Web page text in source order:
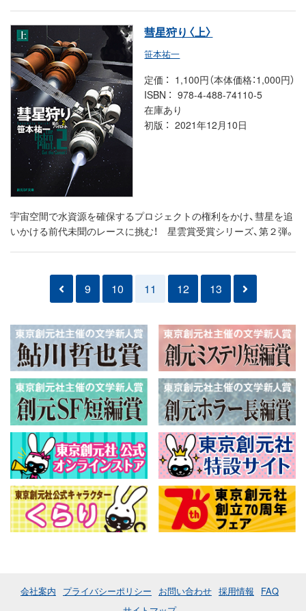
彗星狩り〈上〉
笹本祐一
定価
1,100円（本体価格：1,000円）
ISBN
978-4-488-74110-5
在庫あり
初版
2021年12月10日
宇宙空間で水資源を確保するプロジェクトの権利をかけ、彗星を追
いかける前代未聞のレースに挑む！ 星雲賞受賞シリーズ、第２弾。
9 10 11 12 13
会社案内 プライバシーポリシー お問い合わせ 採用情報
FAQ